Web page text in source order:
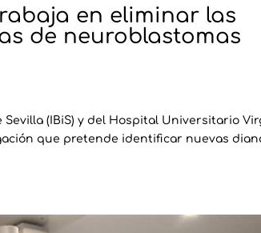
en eliminar las
de neuroblastomas
(IBiS) y del Hospital Universitario
que pretende identificar nuevas